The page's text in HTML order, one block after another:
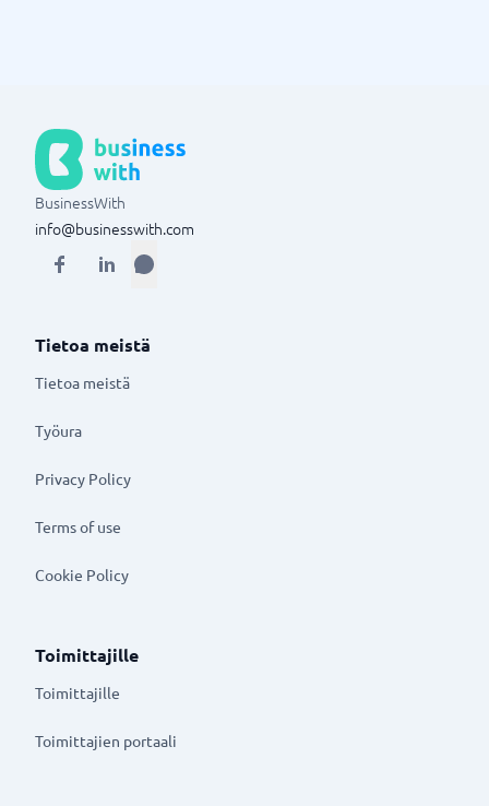
BusinessWith
info@businesswith.com
Tietoa meistä
Tietoa meistä
Työura
Privacy Policy
Terms of use
Cookie Policy
Toimittajille
Toimittajille
Toimittajien portaali